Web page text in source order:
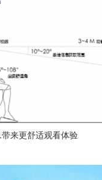
来更舒适观看体验